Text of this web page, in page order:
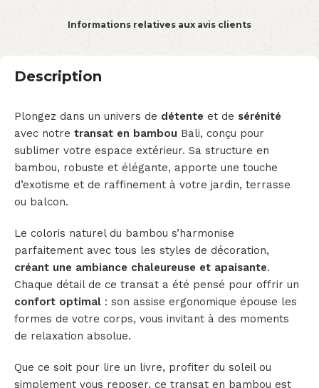
Informations relatives aux avis clients
Description
Plongez dans un univers de détente et de sérénité
avec notre transat en bambou Bali, conçu pour
sublimer votre espace extérieur. Sa structure en
bambou, robuste et élégante, apporte une touche
d’exotisme et de raffinement à votre jardin, terrasse
ou balcon.
Le coloris naturel du bambou s’harmonise
parfaitement avec tous les styles de décoration,
créant une ambiance chaleureuse et apaisante.
Chaque détail de ce transat a été pensé pour offrir un
confort optimal : son assise ergonomique épouse les
formes de votre corps, vous invitant à des moments
de relaxation absolue.
Que ce soit pour lire un livre, profiter du soleil ou
simplement vous reposer, ce transat en bambou est